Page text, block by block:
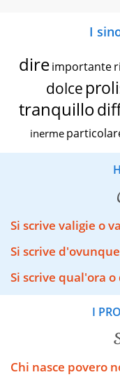
I
dire importante
dolce
tranquillo
inerme
Si scrive valigie o
Si scrive
Si scrive qual'ora
I
Chi nasce povero